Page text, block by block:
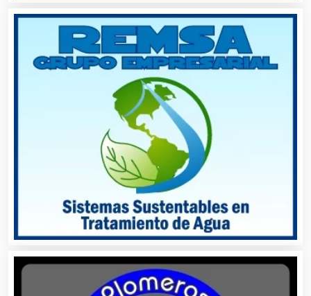
Artículos Deportivos
Artículos Importados
Artículos para el Hogar
Artículos para Regalos
Artículos Personales